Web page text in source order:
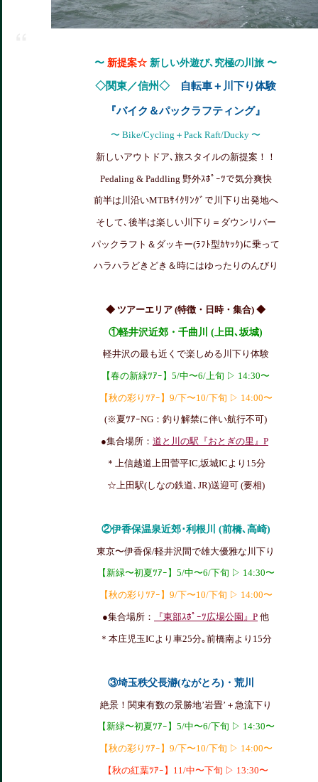
〜 新提案☆ 新しい外遊び､究極の川旅 〜
◇関東／信州◇ 自転車＋川下り体験
『バイク＆パックラフティング』
〜 Bike/Cycling＋Pack Raft/Ducky 〜
新しいアウトドア､旅スタイルの新提案！！
Pedaling & Paddling 野外ｽﾎﾟｰﾂで気分爽快
前半は川沿いMTBｻｲｸﾘﾝｸﾞで川下り出発地へ
そして､後半は楽しい川下り＝ダウンリバー
パックラフト＆ダッキー(ﾗﾌﾄ型ｶﾔｯｸ)に乗って
ハラハラどきどき＆時にはゆったりのんびり
◆ ツアーエリア (特徴・日時・集合) ◆
①軽井沢近郊 ・千曲川 (上田､坂城)
軽井沢の最も近くで楽しめる川下り体験
【春の新緑ﾂｱｰ】5/中〜6/上旬 ▷ 14:30〜
【秋の彩りﾂｱｰ】9/下〜10/下旬 ▷ 14:00〜
(※夏ﾂｱｰNG：釣り解禁に伴い航行不可)
●集合場所： 道と川の駅『おとぎの里』P
＊上信越道上田菅平IC,坂城ICより15分
☆上田駅(しなの鉄道､JR)送迎可 (要相)
②伊香保温泉近郊･利根川 (前橋､高崎)
東京〜伊香保/軽井沢間で雄大優雅な川下り
【新緑〜初夏ﾂｱｰ】5/中〜6/下旬 ▷ 14:30〜
【秋の彩りﾂｱｰ】9/下〜10/下旬 ▷ 14:00〜
●集合場所： 『東部ｽﾎﾟｰﾂ広場公園』P 他
＊本庄児玉ICより車25分｡前橋南より15分
③埼玉秩父長瀞(ながとろ)・荒川
絶景！関東有数の景勝地’岩畳’＋急流下り
【新緑〜初夏ﾂｱｰ】5/中〜6/下旬 ▷ 14:30〜
【秋の彩りﾂｱｰ】9/下〜10/下旬 ▷ 14:00〜
【秋の紅葉ﾂｱｰ】11/中〜下旬 ▷ 13:30〜